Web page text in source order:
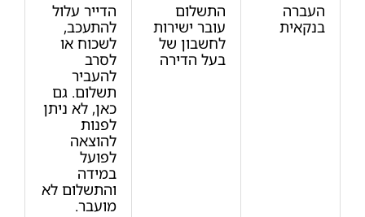
העברה
בנקאית
התשלום
עובר ישירות
לחשבון של
בעל הדירה
הדייר עלול
להתעכב,
לשכוח או
לסרב
להעביר
תשלום. גם
כאן, לא ניתן
לפנות
להוצאה
לפועל
במידה
והתשלום לא
מועבר.